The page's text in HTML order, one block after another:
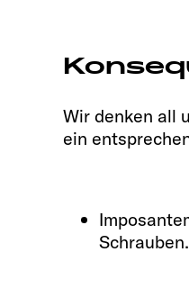
Wir denken all
ein
Schrauben.